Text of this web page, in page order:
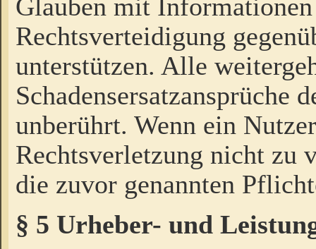
Glauben mit
Rechtsverteidigung
unterstützen. Alle
Schadensersatzansprüche
unberührt. Wenn ein
Rechtsverletzung nicht zu
die zuvor genannten
§ 5 Urheber- und